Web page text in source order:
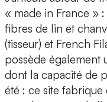
« made in France »
fibres de lin et
(tisseur) et French
possède également
dont la capacité de
été : ce site